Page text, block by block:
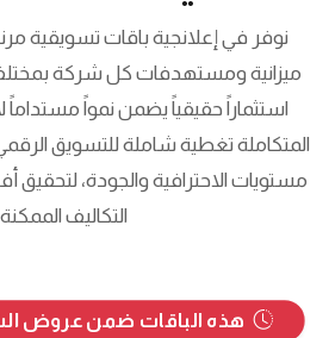
نوفر في إعلانجية باقات تسويقية
ميزانية ومستهدفات كل شركة
استثماراً حقيقياً يضمن نمواً مستداماً
المتكاملة تغطية شاملة للتسويق
مستويات الاحترافية والجودة، لتحقيق
التكاليف
هذه الباقات ضمن عروض